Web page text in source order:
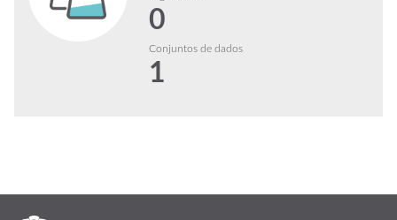
0
Conjuntos de dados
1